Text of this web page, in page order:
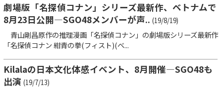
劇場版「名探偵コナン」シリーズ最新作、ベトナムで
8月23日公開―SGO48メンバーが声.. (19/8/19)
青山剛昌原作の推理漫画「名探偵コナン」の劇場版シリーズ最新作
「名探偵コナン 紺青の拳(フィスト)(ベ...
Kilalaの日本文化体感イベント、8月開催―SGO48も
出演 (19/7/13)